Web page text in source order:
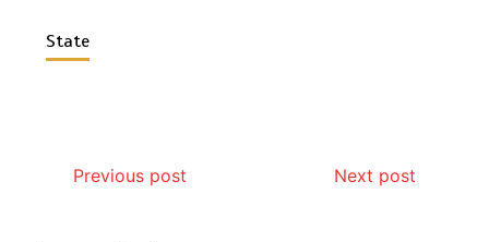
State
Previous post Next post